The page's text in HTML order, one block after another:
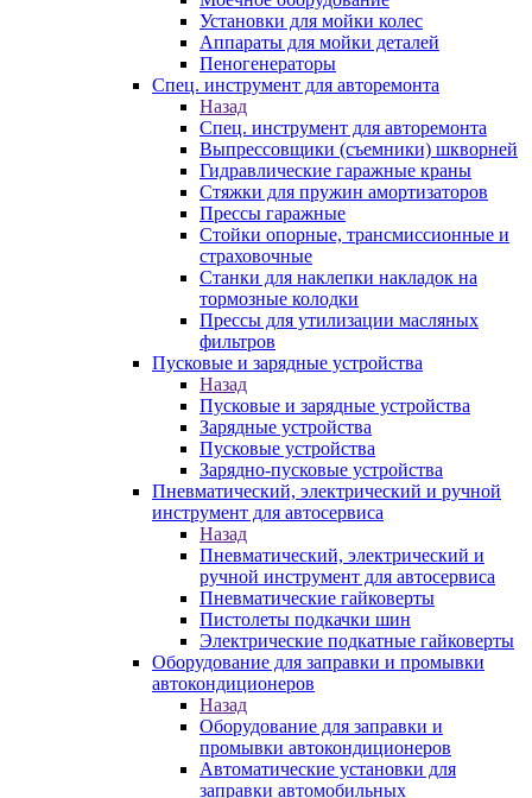
Установки для мойки колес
Аппараты для мойки деталей
Пеногенераторы
Спец. инструмент для авторемонта
Назад
Спец. инструмент для авторемонта
Выпрессовщики (съемники) шкворней
Гидравлические гаражные краны
Стяжки для пружин амортизаторов
Прессы гаражные
Стойки опорные, трансмиссионные и
страховочные
Станки для наклепки накладок на
тормозные колодки
Прессы для утилизации масляных
фильтров
Пусковые и зарядные устройства
Назад
Пусковые и зарядные устройства
Зарядные устройства
Пусковые устройства
Зарядно-пусковые устройства
Пневматический, электрический и ручной
инструмент для автосервиса
Назад
Пневматический, электрический и
ручной инструмент для автосервиса
Пневматические гайковерты
Пистолеты подкачки шин
Электрические подкатные гайковерты
Оборудование для заправки и промывки
автокондиционеров
Назад
Оборудование для заправки и
промывки автокондиционеров
Автоматические установки для
заправки автомобильных